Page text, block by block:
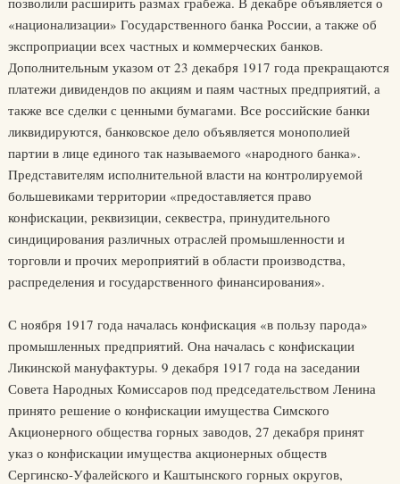
«национализации» Государственного банка России, а также об
экспроприации всех частных и коммерческих банков.
Дополнительным указом от 23 декабря 1917 года прекращаются
платежи дивидендов по акциям и паям частных предприятий, а
также все сделки с ценными бумагами. Все российские банки
ликвидируются, банковское дело объявляется монополией
партии в лице единого так называемого «народного банка».
Представителям исполнительной власти на контролируемой
большевиками территории «предоставляется право
конфискации, реквизиции, секвестра, принудительного
синдицирования различных отраслей промышленности и
торговли и прочих мероприятий в области производства,
распределения и государственного финансирования».
С ноября 1917 года началась конфискация «в пользу парода»
промышленных предприятий. Она началась с конфискации
Ликинской мануфактуры. 9 декабря 1917 года на заседании
Совета Народных Комиссаров под председательством Ленина
принято решение о конфискации имущества Симского
Акционерного общества горных заводов, 27 декабря принят
указ о конфискации имущества акционерных обществ
Сергинско-Уфалейского и Каштынского горных округов,